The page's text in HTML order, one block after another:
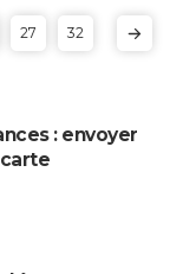
27 32
: envoyer